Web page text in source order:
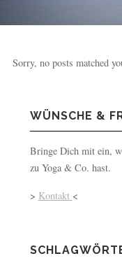
Sorry, no posts matched
WÜNSCHE &
Bringe Dich mit ein,
zu Yoga & Co. hast.
> Kontakt <